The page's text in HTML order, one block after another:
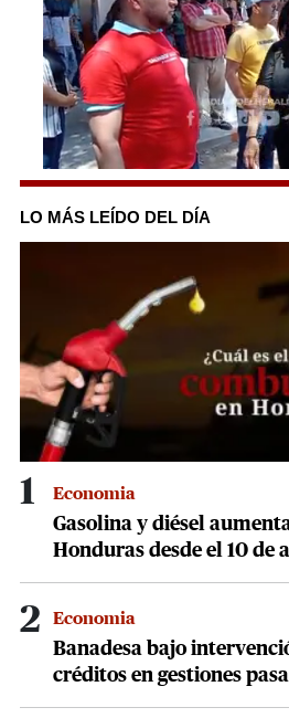
1
of
2
minutes,
LO MÁS LEÍDO DEL DÍA
1 Economia
Gasolina y diésel
Honduras desde el 10 de
2 Economia
Banadesa bajo
créditos en gestiones